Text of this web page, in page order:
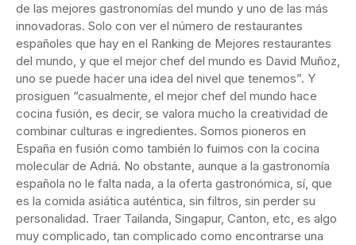
de las mejores gastronomías del mundo y uno de las más
innovadoras. Solo con ver el número de restaurantes
españoles que hay en el Ranking de Mejores restaurantes
del mundo, y que el mejor chef del mundo es David Muñoz,
uno se puede hacer una idea del nivel que tenemos”. Y
prosiguen “casualmente, el mejor chef del mundo hace
cocina fusión, es decir, se valora mucho la creatividad de
combinar culturas e ingredientes. Somos pioneros en
España en fusión como también lo fuimos con la cocina
molecular de Adriá. No obstante, aunque a la gastronomía
española no le falta nada, a la oferta gastronómica, sí, que
es la comida asiática auténtica, sin filtros, sin perder su
personalidad. Traer Tailanda, Singapur, Canton, etc, es algo
muy complicado, tan complicado como encontrarse una